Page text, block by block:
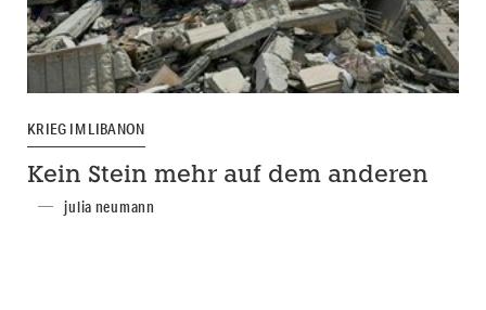
KRIEG IM LIBANON
Kein Stein mehr auf dem anderen
julia neumann